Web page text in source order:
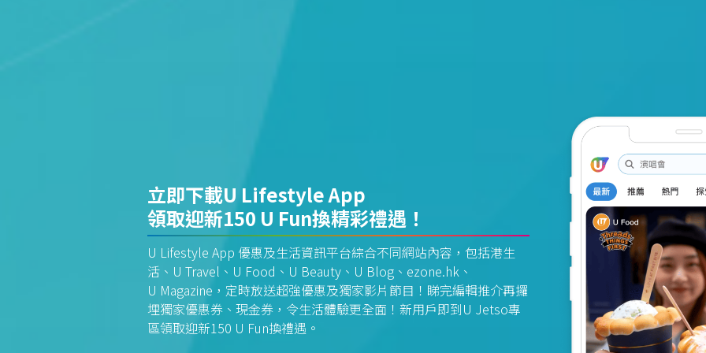
立即下載U Lifestyle App
領取迎新150 U Fun換精彩禮遇！
U Lifestyle App 優惠及生活資訊平台綜合不同網站內容，包括港生
活、U Travel、U Food、U Beauty、U Blog、ezone.hk、
U Magazine，定時放送超強優惠及獨家影片節目！睇完編輯推介再攞
埋獨家優惠券、現金券，令生活體驗更全面！新用戶即到U Jetso專
區領取迎新150 U Fun換禮遇。